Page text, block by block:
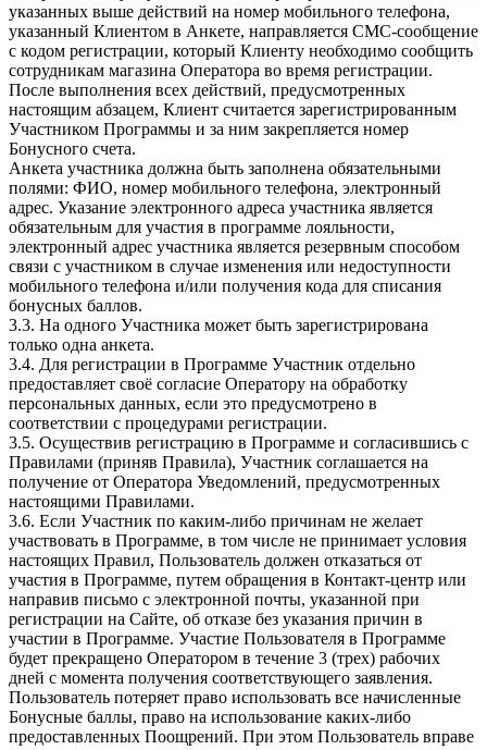
указанных выше действий на номер мобильного телефона,
указанный Клиентом в Анкете, направляется СМС-сообщение
с кодом регистрации, который Клиенту необходимо сообщить
сотрудникам магазина Оператора во время регистрации.
После выполнения всех действий, предусмотренных
настоящим абзацем, Клиент считается зарегистрированным
Участником Программы и за ним закрепляется номер
Бонусного счета.
Анкета участника должна быть заполнена обязательными
полями: ФИО, номер мобильного телефона, электронный
адрес. Указание электронного адреса участника является
обязательным для участия в программе лояльности,
электронный адрес участника является резервным способом
связи с участником в случае изменения или недоступности
мобильного телефона и/или получения кода для списания
бонусных баллов.
3.3. На одного Участника может быть зарегистрирована
только одна анкета.
3.4. Для регистрации в Программе Участник отдельно
предоставляет своё согласие Оператору на обработку
персональных данных, если это предусмотрено в
соответствии с процедурами регистрации.
3.5. Осуществив регистрацию в Программе и согласившись с
Правилами (приняв Правила), Участник соглашается на
получение от Оператора Уведомлений, предусмотренных
настоящими Правилами.
3.6. Если Участник по каким-либо причинам не желает
участвовать в Программе, в том числе не принимает условия
настоящих Правил, Пользователь должен отказаться от
участия в Программе, путем обращения в Контакт-центр или
направив письмо с электронной почты, указанной при
регистрации на Сайте, об отказе без указания причин в
участии в Программе. Участие Пользователя в Программе
будет прекращено Оператором в течение 3 (трех) рабочих
дней с момента получения соответствующего заявления.
Пользователь потеряет право использовать все начисленные
Бонусные баллы, право на использование каких-либо
предоставленных Поощрений. При этом Пользователь вправе